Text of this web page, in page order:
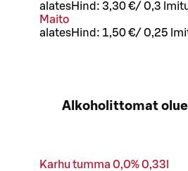
alatesHind: 3,30 €/ 0,3 l
Maito
alatesHind: 1,50 €/ 0,25 l
Alkoholittomat
Karhu tumma 0,0% 0,33l